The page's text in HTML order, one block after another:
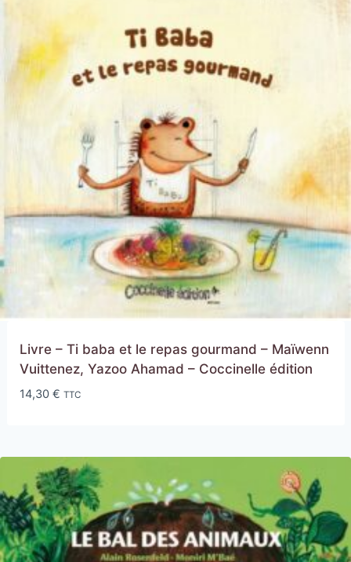
Livre – Ti baba et le repas gourmand – Maïwenn
Vuittenez, Yazoo Ahamad – Coccinelle édition
14,30 € TTC